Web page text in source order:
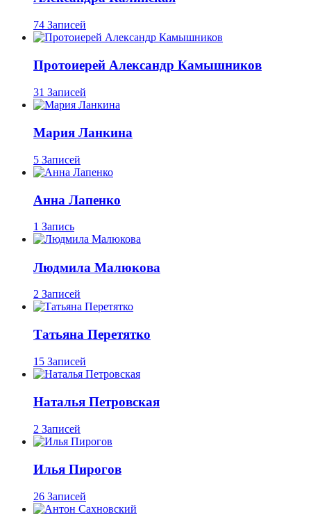
74 Записей
Протоиерей Александр Камышников
31 Записей
Мария Ланкина
5 Записей
Анна Лапенко
1 Запись
Людмила Малюкова
2 Записей
Татьяна Перетятко
15 Записей
Наталья Петровская
2 Записей
Илья Пирогов
26 Записей